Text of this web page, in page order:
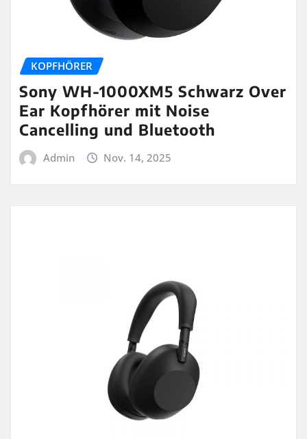
KOPFHÖRER
Sony WH-1000XM5 Schwarz Over
Ear Kopfhörer mit Noise
Cancelling und Bluetooth
Admin Nov. 14, 2025